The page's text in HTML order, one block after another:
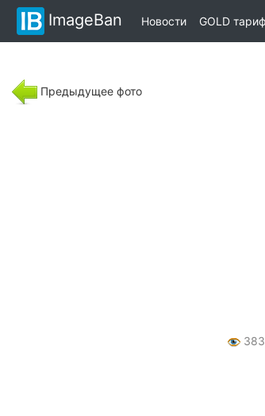
ImageBan Новости GOLD
Предыдущее фото